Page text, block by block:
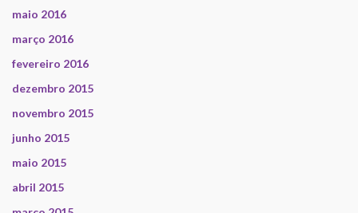
maio 2016
março 2016
fevereiro 2016
dezembro 2015
novembro 2015
junho 2015
maio 2015
abril 2015